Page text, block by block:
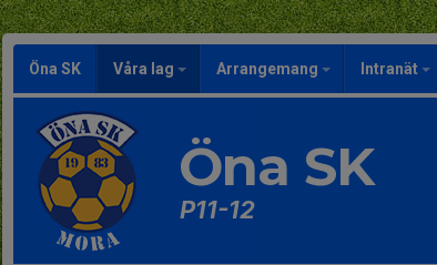
Öna SK Våra lag Arrangemang Intranät
Öna SK
P11-12